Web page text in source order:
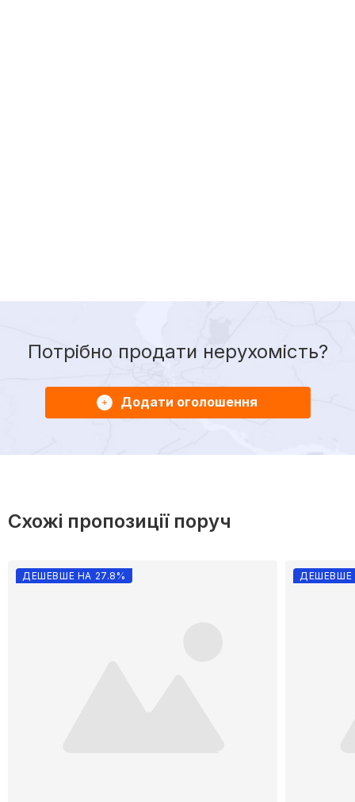
Потрібно продати нерухомість?
Додати оголошення
Схожі пропозиції поруч
ДЕШЕВШЕ НА 27.8% ДЕШЕВШЕ